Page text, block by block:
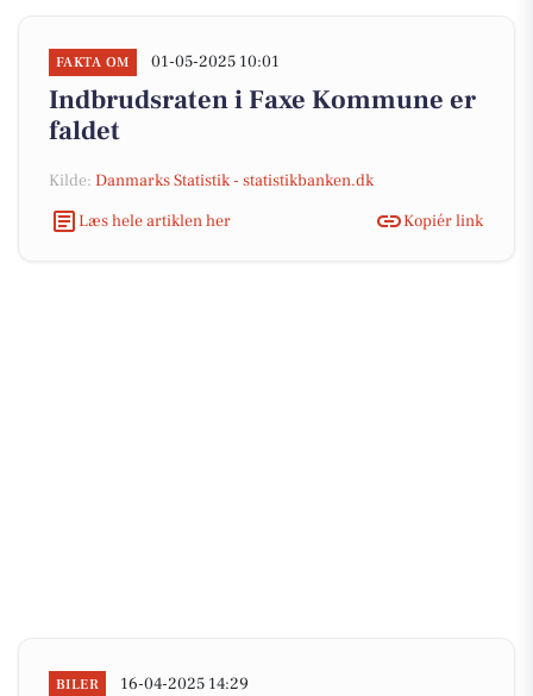
FAKTA OM 01-05-2025 10:01
Indbrudsraten i Faxe Kommune er
faldet
Kilde: Danmarks Statistik - statistikbanken.dk
Læs hele artiklen her
Kopiér link
BILER 16-04-2025 14:29